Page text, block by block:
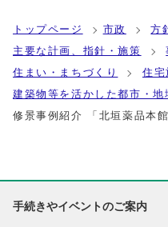
トップページ 市政
方
主要な計画、指針・施策
住まい・まちづくり
住宅
建築物等を活かした都市・地
修景事例紹介 「北垣薬品本館
手続きやイベントのご案内